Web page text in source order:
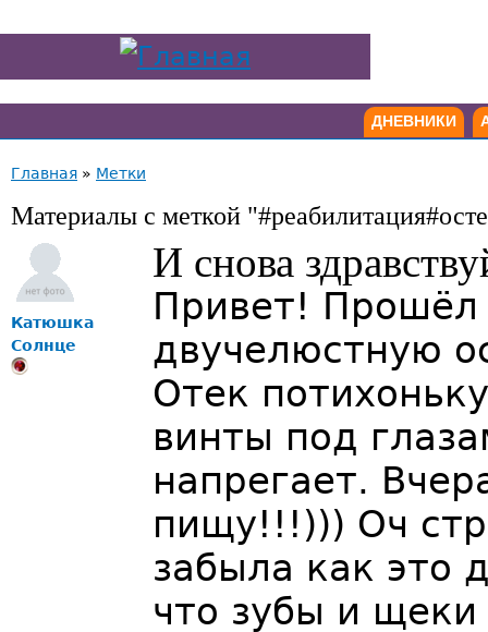
ДНЕВНИКИ
Главная » Метки
Материалы с меткой
Катюшка
Солнце
И снова
Привет! Прошёл
двучелюстную
Отек
винты под
напрегает.
пищу!!!))) Оч
забыла как это
что зубы и